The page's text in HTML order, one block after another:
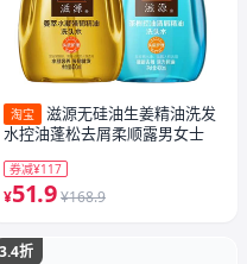
淘宝
滋源无硅油生姜精油洗发
水控油蓬松去屑柔顺露男女士
券减¥117
¥51.9 ¥168.9
3.4折